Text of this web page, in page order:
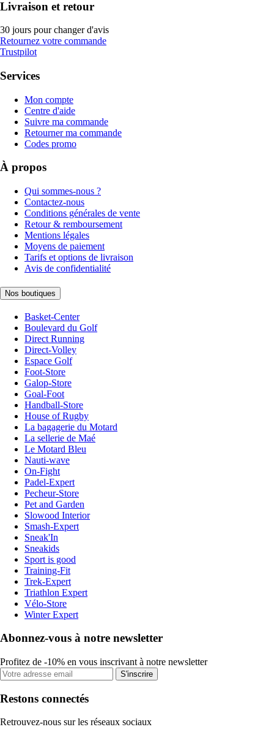
Livraison et retour
30 jours pour changer d'avis
Retournez votre commande
Trustpilot
Services
Mon compte
Centre d'aide
Suivre ma commande
Retourner ma commande
Codes promo
À propos
Qui sommes-nous ?
Contactez-nous
Conditions générales de vente
Retour & remboursement
Mentions légales
Moyens de paiement
Tarifs et options de livraison
Avis de confidentialité
Nos boutiques
Basket-Center
Boulevard du Golf
Direct Running
Direct-Volley
Espace Golf
Foot-Store
Galop-Store
Goal-Foot
Handball-Store
House of Rugby
La bagagerie du Motard
La sellerie de Maé
Le Motard Bleu
Nauti-wave
On-Fight
Padel-Expert
Pecheur-Store
Pet and Garden
Slowood Interior
Smash-Expert
Sneak'In
Sneakids
Sport is good
Training-Fit
Trek-Expert
Triathlon Expert
Vélo-Store
Winter Expert
Abonnez-vous à notre newsletter
Profitez de -10% en vous inscrivant à notre newsletter
S'inscrire
Restons connectés
Retrouvez-nous sur les réseaux sociaux